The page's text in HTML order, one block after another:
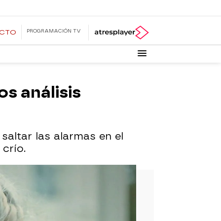
PROGRAMACIÓN TV
análisis
las alarmas en el
crío.